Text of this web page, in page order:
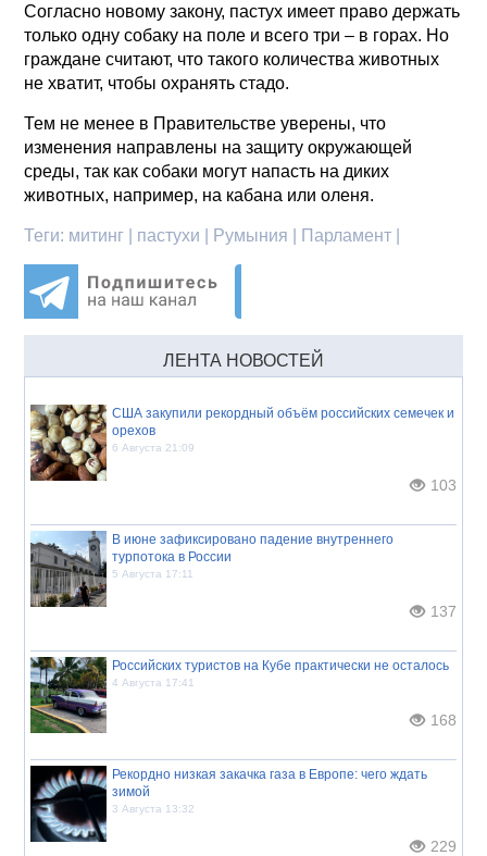
Согласно новому закону, пастух имеет право держать
только одну собаку на поле и всего три – в горах. Но
граждане считают, что такого количества животных
не хватит, чтобы охранять стадо.
Тем не менее в Правительстве уверены, что
изменения направлены на защиту окружающей
среды, так как собаки могут напасть на диких
животных, например, на кабана или оленя.
Теги: митинг | пастухи | Румыния | Парламент |
ЛЕНТА НОВОСТЕЙ
США закупили рекордный объём российских семечек и
орехов
6 Августа 21:09
103
В июне зафиксировано падение внутреннего
турпотока в России
5 Августа 17:11
137
Российских туристов на Кубе практически не осталось
4 Августа 17:41
168
Рекордно низкая закачка газа в Европе: чего ждать
зимой
3 Августа 13:32
229